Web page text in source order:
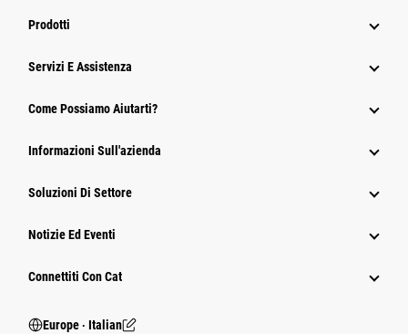
Prodotti
Servizi E Assistenza
Come Possiamo Aiutarti?
Informazioni Sull'azienda
Soluzioni Di Settore
Notizie Ed Eventi
Connettiti Con Cat
Europe ‧ Italian